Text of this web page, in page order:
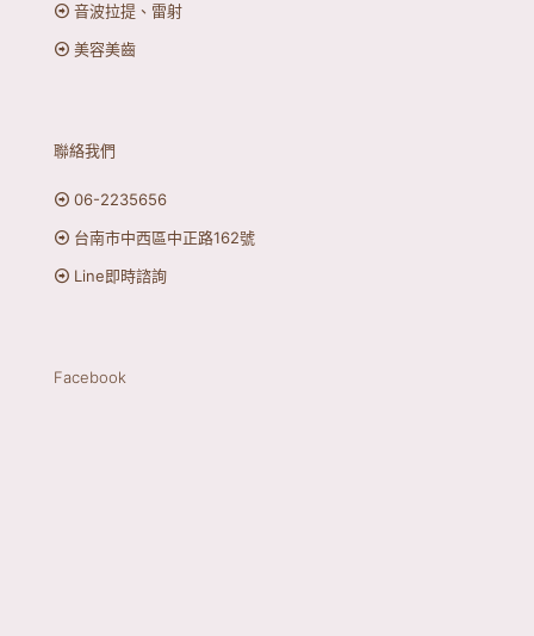
音波拉提、雷射
美容美齒
聯絡我們
06-2235656
台南市中西區中正路162號
Line即時諮詢
Facebook